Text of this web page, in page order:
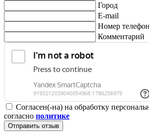
Город
E-mail
Номер
Комментарий
Согласен(-на) на обработку
согласно политике
Отправить отзыв